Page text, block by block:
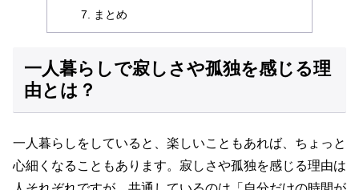
まとめ
一人暮らしで寂しさや孤独を感じる理
由とは？
一人暮らしをしていると、楽しいこともあれば、ちょっと
心細くなることもあります。寂しさや孤独を感じる理由は